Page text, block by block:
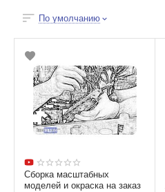
По умолчанию
Сборка масштабных
моделей и окраска на заказ